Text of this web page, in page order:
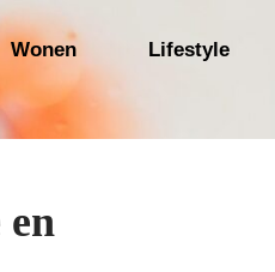
Wonen Lifestyle